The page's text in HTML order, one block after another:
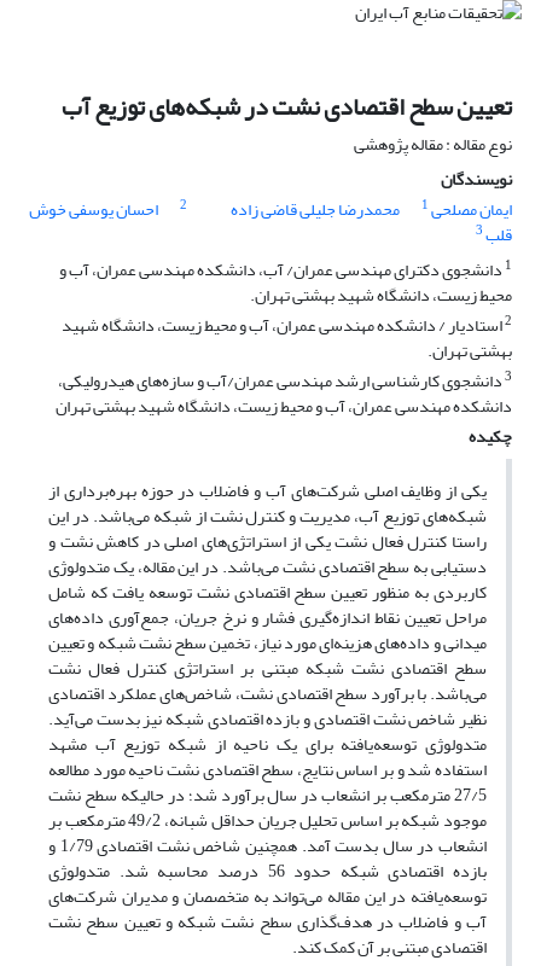
تعیین سطح اقتصادی نشت در شبکه‌های توزیع آب
نوع مقاله : مقاله پژوهشی
نویسندگان
ایمان مصلحی1 محمدرضا جلیلی قاضی زاده 2 احسان یوسفی خوش
قلب3
1 دانشجوی دکترای مهندسی عمران/ آب، دانشکده مهندسی عمران، آب و
محیط زیست، دانشگاه شهید بهشتی تهران.
2استادیار / دانشکده مهندسی عمران، آب و محیط زیست، دانشگاه شهید
بهشتی تهران.
3دانشجوی کارشناسی ارشد مهندسی عمران/آب و سازه‌های هیدرولیکی،
دانشکده مهندسی عمران، آب و محیط زیست، دانشگاه شهید بهشتی تهران
چکیده
یکی از وظایف اصلی شرکت‌های آب و فاضلاب در حوزه بهره‌برداری از
شبکه‌های توزیع آب، مدیریت و کنترل نشت از شبکه می‌باشد. در این
راستا کنترل فعال نشت یکی از استراتژی‌های اصلی در کاهش نشت و
دستیابی به سطح اقتصادی نشت می‌باشد. در این مقاله، یک متدولوژی
کاربردی به منظور تعیین سطح اقتصادی نشت توسعه یافت که شامل
مراحل تعیین نقاط اندازه‌گیری فشار و نرخ جریان، جمع‌آوری داده‌های
میدانی و داده‌های هزینه‌ای مورد نیاز، تخمین سطح نشت شبکه و تعیین
سطح اقتصادی نشت شبکه مبتنی بر استراتژی کنترل فعال نشت
می‌باشد. با برآورد سطح اقتصادی نشت، شاخص‌های عملکرد اقتصادی
نظیر شاخص نشت اقتصادی و بازده اقتصادی شبکه نیز بدست می‌آید.
متدولوژی توسعه‌یافته برای یک ناحیه از شبکه توزیع آب مشهد
استفاده شد و بر اساس نتایج، سطح اقتصادی نشت ناحیه مورد مطالعه
27/5 مترمکعب بر انشعاب در سال برآورد شد؛ در حالیکه سطح نشت
موجود شبکه بر اساس تحلیل جریان حداقل شبانه، 49/2 مترمکعب بر
انشعاب در سال بدست آمد. همچنین شاخص نشت اقتصادی 1/79 و
بازده اقتصادی شبکه حدود 56 درصد محاسبه شد. متدولوژی
توسعه‌یافته در این مقاله می‌تواند به متخصصان و مدیران شرکت‌های
آب و فاضلاب در هدف‌گذاری سطح نشت شبکه و تعیین سطح نشت
اقتصادی مبتنی بر آن کمک کند.